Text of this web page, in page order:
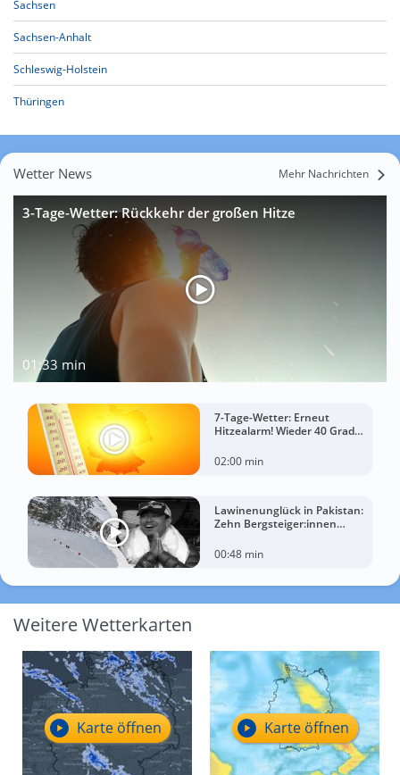
Sachsen
Sachsen-Anhalt
Schleswig-Holstein
Thüringen
Wetter News Mehr Nachrichten
3-Tage-Wetter: Rückkehr der großen Hitze
01:33 min
7-Tage-Wetter: Erneut
Hitzealarm! Wieder 40 Grad
02:00 min
Lawinenunglück in Pakistan:
Zehn Bergsteiger:innen
00:48 min
Weitere Wetterkarten
Karte öffnen Karte öffnen